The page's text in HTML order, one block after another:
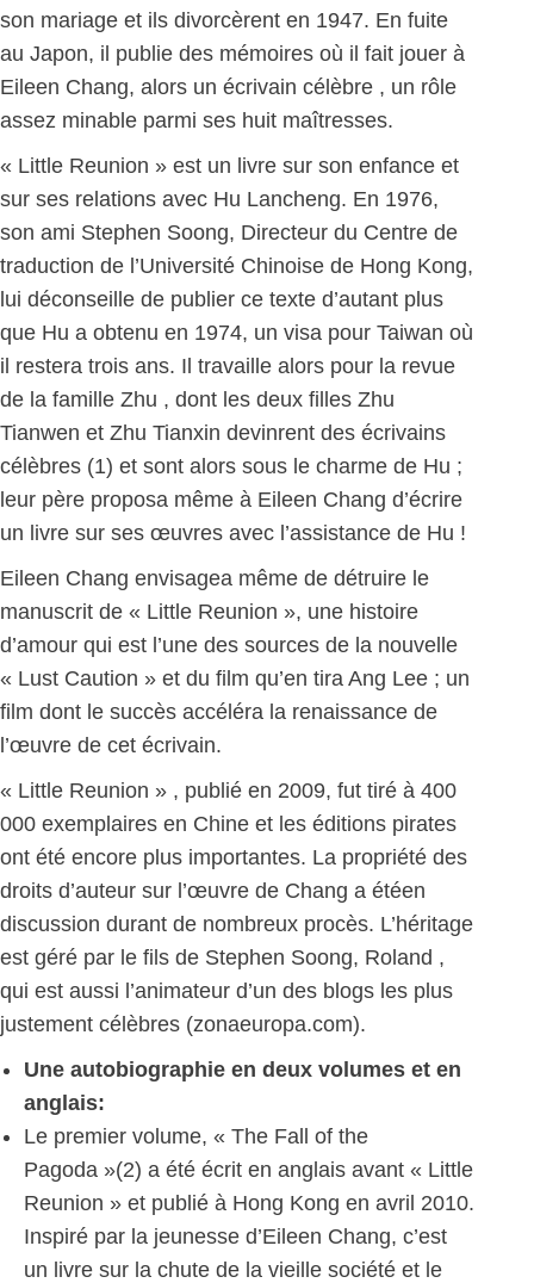
son mariage et ils divorcèrent en 1947. En fuite
au Japon, il publie des mémoires où il fait jouer à
Eileen Chang, alors un écrivain célèbre , un rôle
assez minable parmi ses huit maîtresses.
« Little Reunion » est un livre sur son enfance et
sur ses relations avec Hu Lancheng. En 1976,
son ami Stephen Soong, Directeur du Centre de
traduction de l’Université Chinoise de Hong Kong,
lui déconseille de publier ce texte d’autant plus
que Hu a obtenu en 1974, un visa pour Taiwan où
il restera trois ans. Il travaille alors pour la revue
de la famille Zhu , dont les deux filles Zhu
Tianwen et Zhu Tianxin devinrent des écrivains
célèbres (1) et sont alors sous le charme de Hu ;
leur père proposa même à Eileen Chang d’écrire
un livre sur ses œuvres avec l’assistance de Hu !
Eileen Chang envisagea même de détruire le
manuscrit de « Little Reunion », une histoire
d’amour qui est l’une des sources de la nouvelle
« Lust Caution » et du film qu’en tira Ang Lee ; un
film dont le succès accéléra la renaissance de
l’œuvre de cet écrivain.
« Little Reunion » , publié en 2009, fut tiré à 400
000 exemplaires en Chine et les éditions pirates
ont été encore plus importantes. La propriété des
droits d’auteur sur l’œuvre de Chang a étéen
discussion durant de nombreux procès. L’héritage
est géré par le fils de Stephen Soong, Roland ,
qui est aussi l’animateur d’un des blogs les plus
justement célèbres (zonaeuropa.com).
Une autobiographie en deux volumes et en
anglais:
Le premier volume, « The Fall of the
Pagoda »(2) a été écrit en anglais avant « Little
Reunion » et publié à Hong Kong en avril 2010.
Inspiré par la jeunesse d’Eileen Chang, c’est
un livre sur la chute de la vieille société et le